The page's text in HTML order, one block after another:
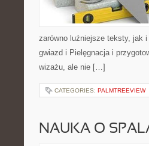
zarówno luźniejsze teksty, jak
gwiazd i Pielęgnacja i
wizażu, ale nie […]
CATEGORIES: PALMTREEVIEW
NAUKA O